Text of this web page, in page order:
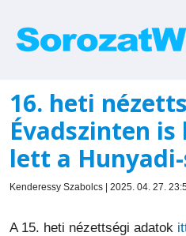
16. heti
Évadszinten
lett a
Kenderessy Szabolcs | 2025. 04. 27.
A 15. heti nézettségi adatok